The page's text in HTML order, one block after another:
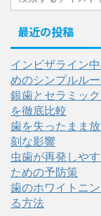
最近の投稿
インビザライン
めのシンプルル
銀歯とセラミッ
を徹底比較
歯を失ったまま
刻な影響
虫歯が再発しや
ための予防策
歯のホワイトニ
る方法